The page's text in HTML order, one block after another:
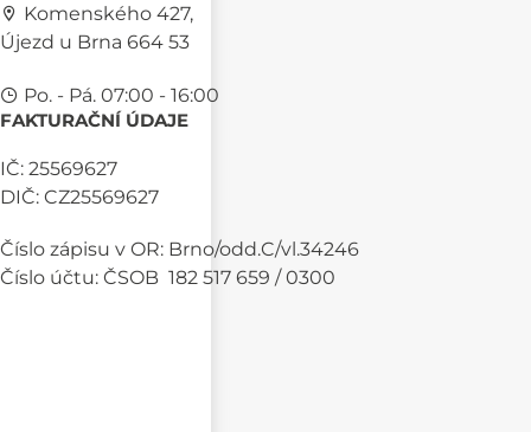
Komenského 427,
Újezd u Brna 664 53
Po. - Pá. 07:00 - 16:00
FAKTURAČNÍ ÚDAJE
IČ: 25569627
DIČ: CZ25569627
Číslo zápisu v OR: Brno/odd.C/vl.34246
Číslo účtu: ČSOB 182 517 659 / 0300